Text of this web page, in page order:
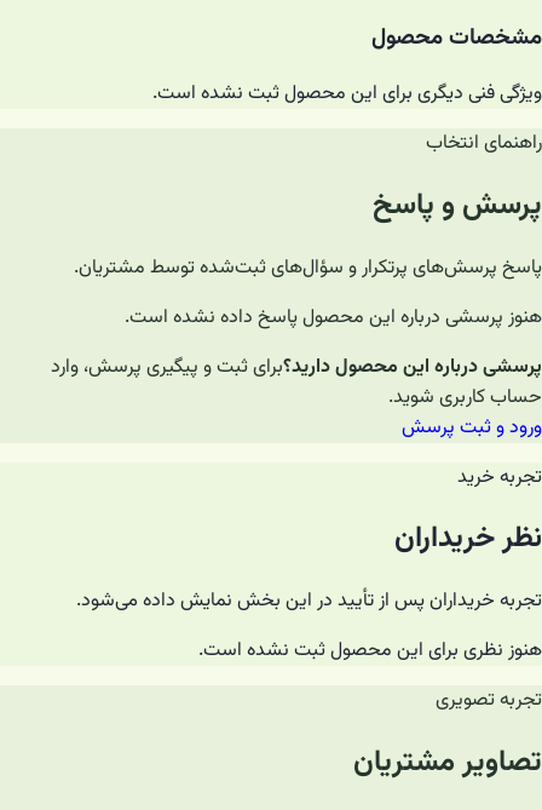
مشخصات محصول
ویژگی فنی دیگری برای این محصول ثبت نشده است.
راهنمای انتخاب
پرسش و پاسخ
پاسخ پرسش‌های پرتکرار و سؤال‌های ثبت‌شده توسط مشتریان.
هنوز پرسشی درباره این محصول پاسخ داده نشده است.
پرسشی درباره این محصول دارید؟برای ثبت و پیگیری پرسش، وارد
حساب کاربری شوید.
ورود و ثبت پرسش
تجربه خرید
نظر خریداران
تجربه خریداران پس از تأیید در این بخش نمایش داده می‌شود.
هنوز نظری برای این محصول ثبت نشده است.
تجربه تصویری
تصاویر مشتریان